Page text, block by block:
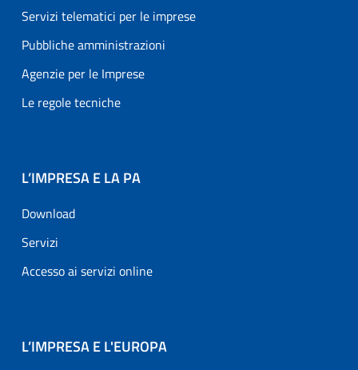
Servizi telematici per le imprese
Pubbliche amministrazioni
Agenzie per le Imprese
Le regole tecniche
L’IMPRESA E LA PA
Download
Servizi
Accesso ai servizi online
L’IMPRESA E L'EUROPA